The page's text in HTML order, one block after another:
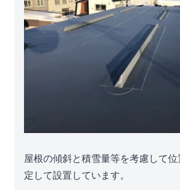
屋根の傾斜と積雪量等を考慮して
定して設置しています。